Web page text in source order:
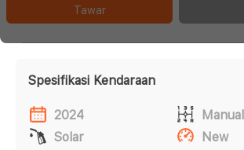
Tawar
Spesifikasi Kendaraan
2024
Manual
Solar
New